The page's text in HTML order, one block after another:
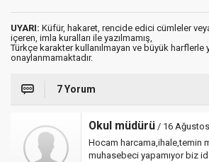
UYARI: Küfür, hakaret, rencide edici cümleler
içeren, imla kuralları ile yazılmamış,
Türkçe karakter kullanılmayan ve büyük harflerle
onaylanmamaktadır.
7 Yorum
Okul müdürü / 16
Hocam harcama,ihale,temin
muhasebeci yapamıyor biz